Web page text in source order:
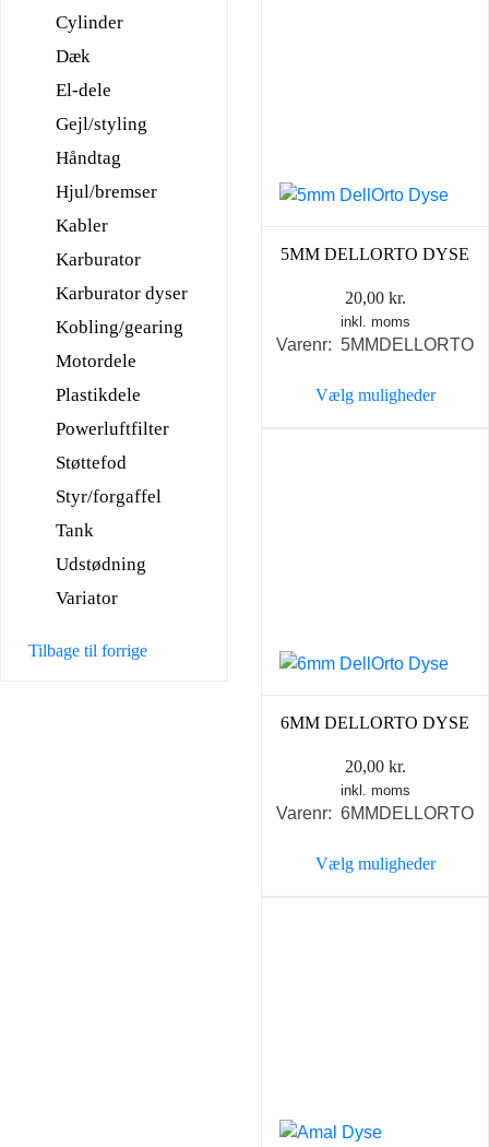
Cylinder
Dæk
El-dele
Gejl/styling
Håndtag
Hjul/bremser
Kabler
Karburator
Karburator dyser
Kobling/gearing
Motordele
Plastikdele
Powerluftfilter
Støttefod
Styr/forgaffel
Tank
Udstødning
Variator
Tilbage til forrige
5MM DELLORTO DYSE
20,00 kr.
inkl. moms
Varenr: 5MMDELLORTO
Vælg muligheder
varesiden
6MM DELLORTO DYSE
20,00 kr.
inkl. moms
Varenr: 6MMDELLORTO
Vælg muligheder
varesiden